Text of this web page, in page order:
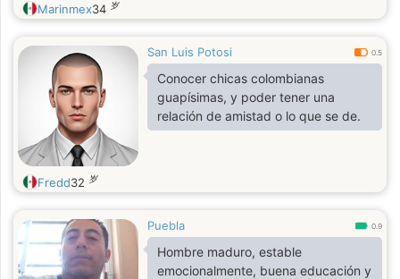
Marinmex34 岁
San Luis Potosi 0.5
Conocer chicas colombianas
guapísimas, y poder tener una
relación de amistad o lo que se de.
Fredd32 岁
Puebla 0.9
Hombre maduro, estable
emocionalmente, buena educación y